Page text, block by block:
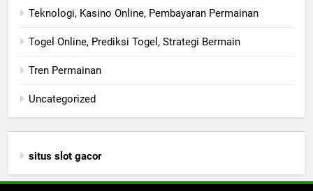
Teknologi, Kasino Online, Pembayaran Permainan
Togel Online, Prediksi Togel, Strategi Bermain
Tren Permainan
Uncategorized
situs slot gacor